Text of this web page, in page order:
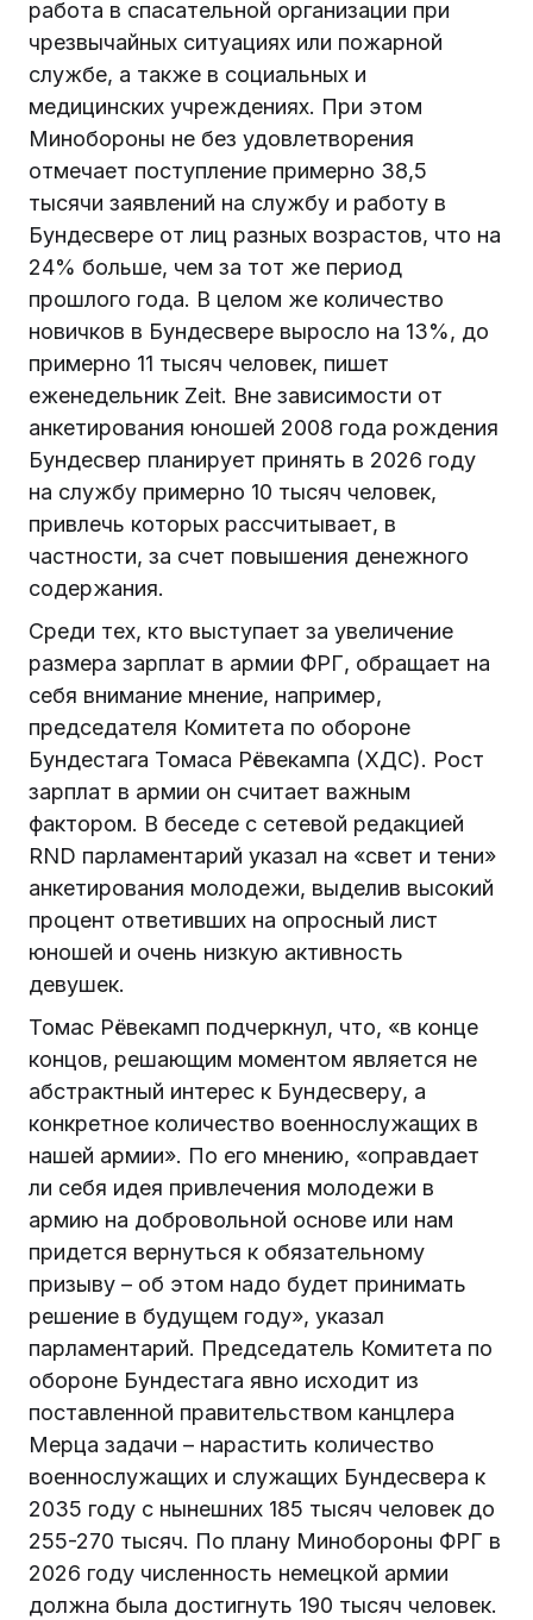
работа в спасательной организации при
чрезвычайных ситуациях или пожарной
службе, а также в социальных и
медицинских учреждениях. При этом
Минобороны не без удовлетворения
отмечает поступление примерно 38,5
тысячи заявлений на службу и работу в
Бундесвере от лиц разных возрастов, что на
24% больше, чем за тот же период
прошлого года. В целом же количество
новичков в Бундесвере выросло на 13%, до
примерно 11 тысяч человек, пишет
еженедельник Zeit. Вне зависимости от
анкетирования юношей 2008 года рождения
Бундесвер планирует принять в 2026 году
на службу примерно 10 тысяч человек,
привлечь которых рассчитывает, в
частности, за счет повышения денежного
содержания.
Среди тех, кто выступает за увеличение
размера зарплат в армии ФРГ, обращает на
себя внимание мнение, например,
председателя Комитета по обороне
Бундестага Томаса Рёвекампа (ХДС). Рост
зарплат в армии он считает важным
фактором. В беседе с сетевой редакцией
RND парламентарий указал на «свет и тени»
анкетирования молодежи, выделив высокий
процент ответивших на опросный лист
юношей и очень низкую активность
девушек.
Томас Рёвекамп подчеркнул, что, «в конце
концов, решающим моментом является не
абстрактный интерес к Бундесверу, а
конкретное количество военнослужащих в
нашей армии». По его мнению, «оправдает
ли себя идея привлечения молодежи в
армию на добровольной основе или нам
придется вернуться к обязательному
призыву – об этом надо будет принимать
решение в будущем году», указал
парламентарий. Председатель Комитета по
обороне Бундестага явно исходит из
поставленной правительством канцлера
Мерца задачи – нарастить количество
военнослужащих и служащих Бундесвера к
2035 году с нынешних 185 тысяч человек до
255-270 тысяч. По плану Минобороны ФРГ в
2026 году численность немецкой армии
должна была достигнуть 190 тысяч человек.